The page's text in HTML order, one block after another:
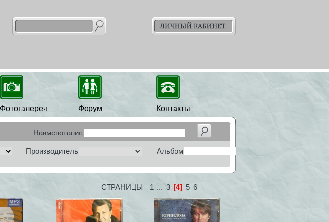
Фотогалерея Форум Контакты
Наименование
Производитель Альбом
СТРАНИЦЫ 1 ... 3 [4] 5 6